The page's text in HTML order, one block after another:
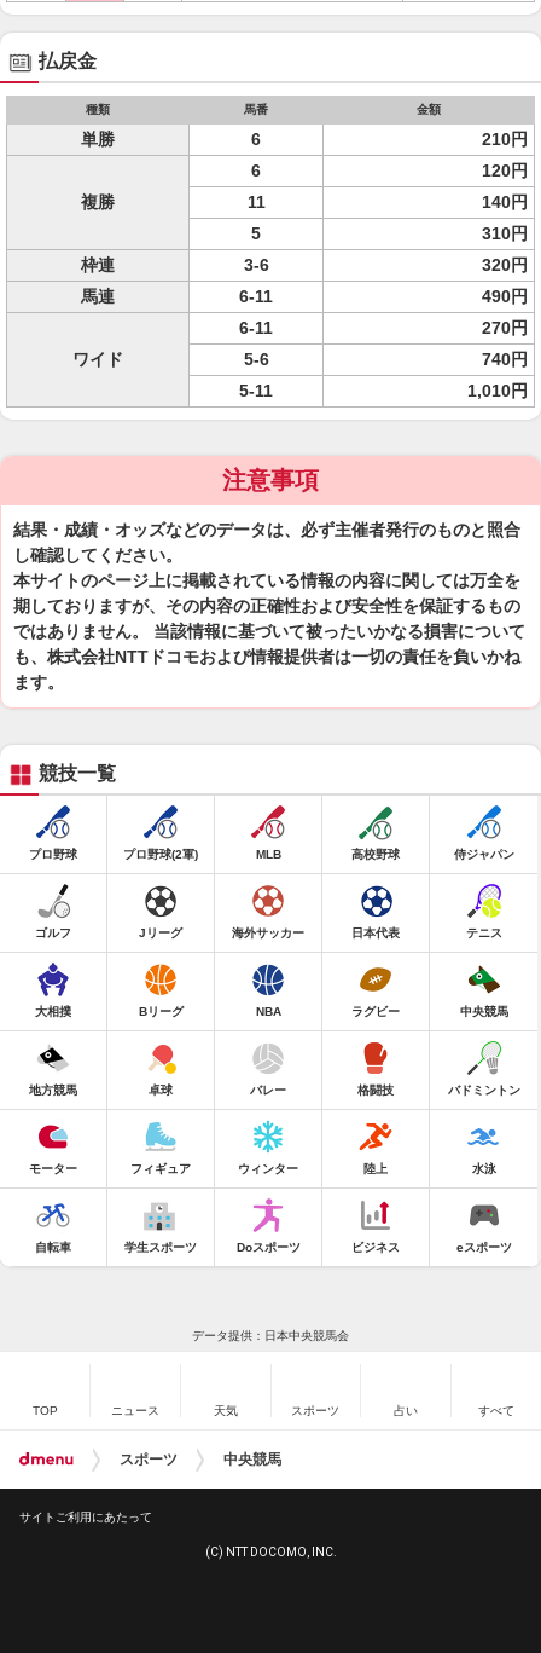
払戻金
種類 馬番 金額
単勝 6 210円
複勝
6
120円
11
140円
5
310円
枠連
3-6
320円
馬連
6-11 490円
ワイド
6-11
270円
5-6
740円
5-11
1,010円
注意事項
結果・成績・オッズなどのデータは、必ず主催者発行のものと照合
し確認してください。
本サイトのページ上に掲載されている情報の内容に関しては万全を
期しておりますが、その内容の正確性および安全性を保証するもの
ではありません。 当該情報に基づいて被ったいかなる損害について
も、株式会社NTTドコモおよび情報提供者は一切の責任を負いかね
ます。
競技一覧
プロ野球 プロ野球(2軍) MLB 高校野球 侍ジャパン
ゴルフ Jリーグ 海外サッカー 日本代表 テニス
大相撲 Bリーグ NBA ラグビー 中央競馬
地方競馬 卓球 バレー 格闘技 バドミントン
モーター フィギュア ウィンター 陸上 水泳
自転車 学生スポーツ Doスポーツ ビジネス eスポーツ
データ提供：日本中央競馬会
TOP ニュース 天気 スポーツ 占い すべて
スポーツ 中央競馬
サイトご利用にあたって
(C) NTT DOCOMO, INC.